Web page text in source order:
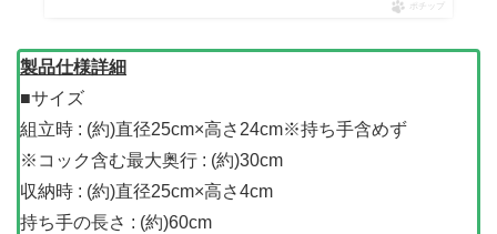
ポチップ
製品仕様詳細
■サイズ
組立時 : (約)直径25cm×高さ24cm※持ち手含めず
※コック含む最大奥行 : (約)30cm
収納時 : (約)直径25cm×高さ4cm
持ち手の長さ : (約)60cm